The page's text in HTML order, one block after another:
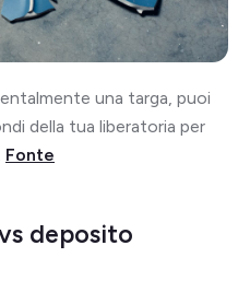
una targa, puoi
della tua liberatoria per
Fonte
deposito